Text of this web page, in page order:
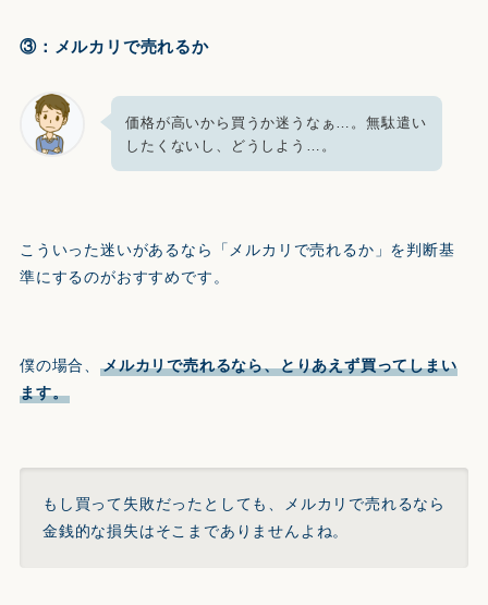
③：メルカリで売れるか
価格が高いから買うか迷うなぁ…。無駄遣い
したくないし、どうしよう…。
こういった迷いがあるなら「メルカリで売れるか」を判断基
準にするのがおすすめです。
僕の場合、
メルカリで売れるなら、とりあえず買ってしまい
ます。
もし買って失敗だったとしても、メルカリで売れるなら
金銭的な損失はそこまでありませんよね。